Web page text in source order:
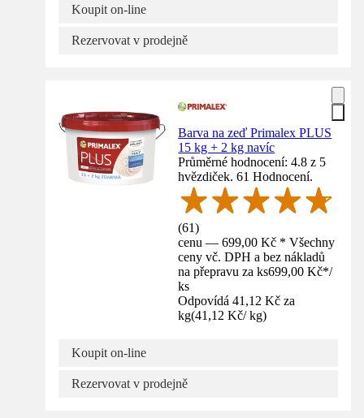
Koupit on-line
Rezervovat v prodejně
Barva na zeď Primalex PLUS
15 kg + 2 kg navíc
Průměrné hodnocení: 4.8 z 5
hvězdiček. 61 Hodnocení.
(61)
cenu — 699,00 Kč * Všechny
ceny vč. DPH a bez nákladů
na přepravu za ks699,00 Kč*/
ks
Odpovídá 41,12 Kč za
kg(41,12 Kč/ kg)
Koupit on-line
Rezervovat v prodejně